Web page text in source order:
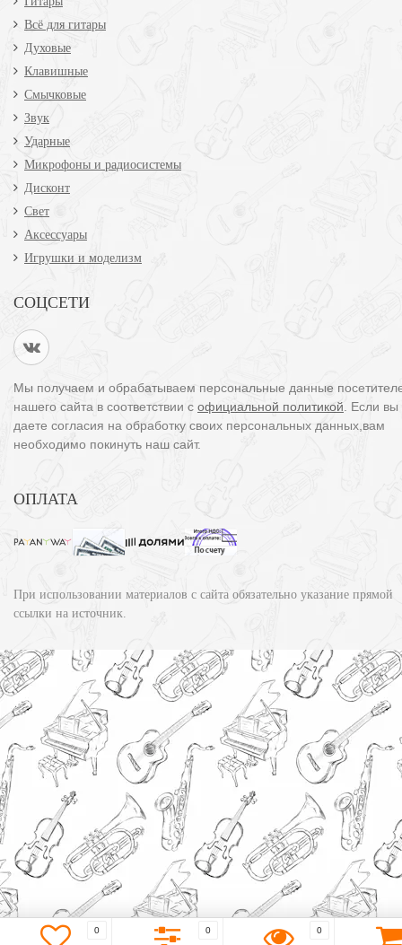
Всё для гитары
Духовые
Клавишные
Смычковые
Звук
Ударные
Микрофоны и радиосистемы
Дисконт
Свет
Аксессуары
Игрушки и моделизм
СОЦСЕТИ
Мы получаем и обрабатываем персональные данные
нашего сайта в соответствии с официальной политикой . Если
даете согласия на обработку своих персональных данных,вам
необходимо покинуть наш сайт.
ОПЛАТА
При использовании материалов с сайта обязательно указание прямой
ссылки на источник.
0 0 0